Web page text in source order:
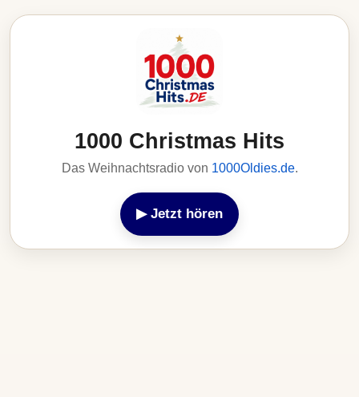
1000 Christmas Hits
Das Weihnachtsradio von 1000Oldies.de.
▶ Jetzt hören